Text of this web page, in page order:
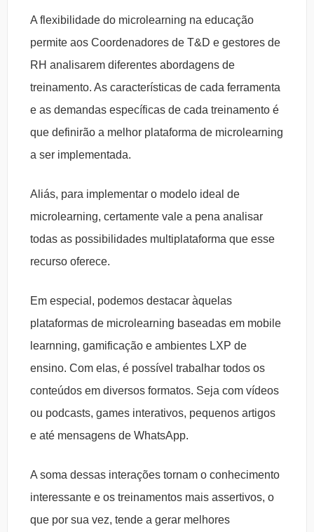
A flexibilidade do microlearning na educação
permite aos Coordenadores de T&D e gestores de
RH analisarem diferentes abordagens de
treinamento. As características de cada ferramenta
e as demandas específicas de cada treinamento é
que definirão a melhor plataforma de microlearning
a ser implementada.
Aliás, para implementar o modelo ideal de
microlearning, certamente vale a pena analisar
todas as possibilidades multiplataforma que esse
recurso oferece.
Em especial, podemos destacar àquelas
plataformas de microlearning baseadas em mobile
learnning, gamificação e ambientes LXP de
ensino. Com elas, é possível trabalhar todos os
conteúdos em diversos formatos. Seja com vídeos
ou podcasts, games interativos, pequenos artigos
e até mensagens de WhatsApp.
A soma dessas interações tornam o conhecimento
interessante e os treinamentos mais assertivos, o
que por sua vez, tende a gerar melhores